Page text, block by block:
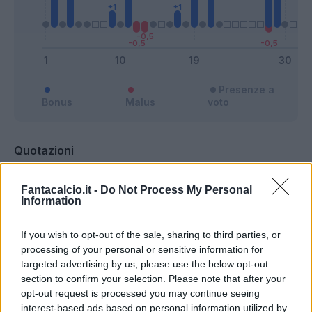
Fantacalcio.it - Do Not Process My Personal
Information
If you wish to opt-out of the sale, sharing to third parties, or
processing of your personal or sensitive information for
targeted advertising by us, please use the below opt-out
section to confirm your selection. Please note that after your
opt-out request is processed you may continue seeing
interest-based ads based on personal information utilized by
Bonus Malus
Presenze a
voto
Quotazioni